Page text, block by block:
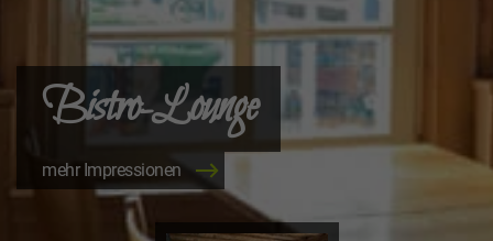
Bistro-Lounge
mehr Impressionen